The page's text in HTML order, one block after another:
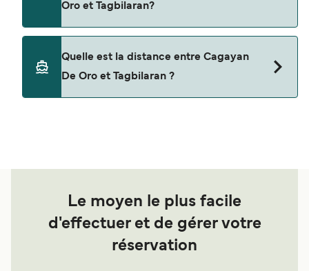
Oro et Tagbilaran?
pas autorisés à bord pour les traversées entre
Cagayan De Oro et Tagbilaran.
Quelle est la distance entre Cagayan
De Oro et Tagbilaran ?
Le moyen le plus facile
d'effectuer et de gérer votre
réservation